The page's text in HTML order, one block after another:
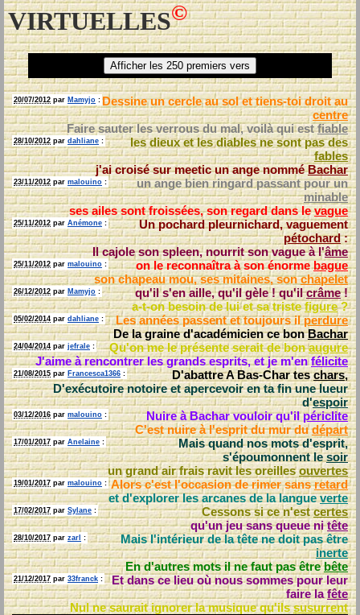
VIRTUELLES©
20/07/2012 par Mamyjo : Dessine un cercle au sol et tiens-toi droit au
centre
Faire sauter les verrous du mal, voilà qui estfiable
28/10/2012 par dahliane :
les dieux et les diables ne sont pas des
fables
j'ai croisé sur meetic un ange nomméBachar
23/11/2012 par malouino :
un ange bien ringard passant pour un
minable
ses ailes sont froissées, son regard dans levague
25/11/2012 par Anémone :
Un pochard pleurnichard, vaguement
pétochard:
Il cajole son spleen, nourrit son vague à l'âme
25/11/2012 par malouino : on le reconnaîtra à son énormebague
son chapeau mou, ses mitaines, sonchapelet
26/12/2012 par Mamyjo : qu'il s'en aille, qu'il gèle ! qu'ilcrâme!
a-t-on besoin de lui et sa tristefigure?
05/02/2014 par dahliane : Les années passent et toujours ilperdure
De la graine d'académicien ce bonBachar
24/04/2014 par jefrale : Qu'on me le présente serait de bonaugure
J'aime à rencontrer les grands esprits, et je m'enfélicite
21/08/2015 par Francesca1366 : D'abattre A Bas-Char teschars,
D'exécutoire notoire et apercevoir en ta fin une lueur
d'espoir
03/12/2016 par malouino : Nuire à Bachar vouloir qu'ilpériclite
C'est nuire à l'esprit du mur dudépart
17/01/2017 par Anelaine :
Mais quand nos mots d'esprit,
s'époumonnent lesoir
un grand air frais ravit les oreillesouvertes
19/01/2017 par malouino : Alors c'est l'occasion de rimer sansretard
et d'explorer les arcanes de la langueverte
17/02/2017 par Sylane : Cessons si ce n'estcertes
qu'un jeu sans queue nitête
28/10/2017 par zarl :
Mais l'intérieur de la tête ne doit pas être
inerte
En d'autres mots il ne faut pas êtrebête
21/12/2017 par 33franck :
Et dans ce lieu où nous sommes pour leur
faire lafête
Nul ne saurait ignorer la musique qu'ilssusurrent